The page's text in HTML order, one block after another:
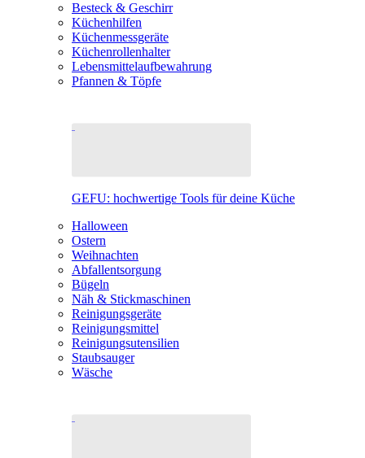
Besteck & Geschirr
Küchenhilfen
Küchenmessgeräte
Küchenrollenhalter
Lebensmittelaufbewahrung
Pfannen & Töpfe
GEFU: hochwertige Tools für deine Küche
Halloween
Ostern
Weihnachten
Abfallentsorgung
Bügeln
Näh & Stickmaschinen
Reinigungsgeräte
Reinigungsmittel
Reinigungsutensilien
Staubsauger
Wäsche